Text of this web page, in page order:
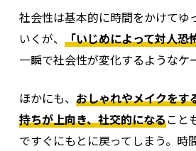
社会性は基本的に時間をかけてゆ
いくが、 「いじめによって対人恐
一瞬で社会性が変化するようなケ
ほかにも、 おしゃれやメイクをす
持ちが上向き、社交的になること
ですぐにもとに戻ってしまう。 時